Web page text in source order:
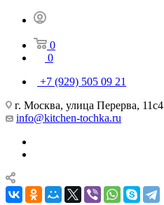
0
0
+7 (929) 505 09 21
г. Москва, улица Перерва, 11с4
info@kitchen-tochka.ru